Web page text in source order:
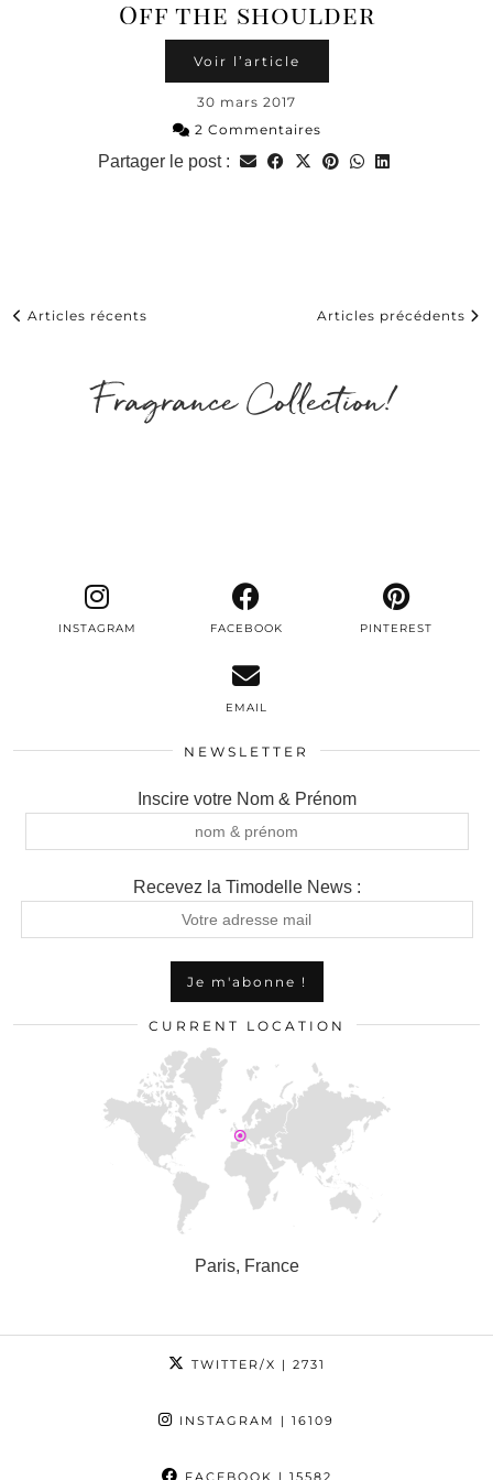
Off the shoulder
Voir l’article
30 mars 2017
2 Commentaires
Partager le post :
Articles récents Articles précédents
Fragrance Collection!
INSTAGRAM FACEBOOK PINTEREST
EMAIL
NEWSLETTER
Inscire votre Nom & Prénom
Recevez la Timodelle News :
CURRENT LOCATION
Paris, France
TWITTER/X | 2731
INSTAGRAM | 16109